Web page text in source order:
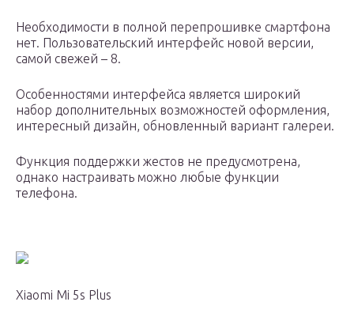
Необходимости в полной перепрошивке смартфона
нет. Пользовательский интерфейс новой версии,
самой свежей – 8.
Особенностями интерфейса является широкий
набор дополнительных возможностей оформления,
интересный дизайн, обновленный вариант галереи.
Функция поддержки жестов не предусмотрена,
однако настраивать можно любые функции
телефона.
Xiaomi Mi 5s Plus